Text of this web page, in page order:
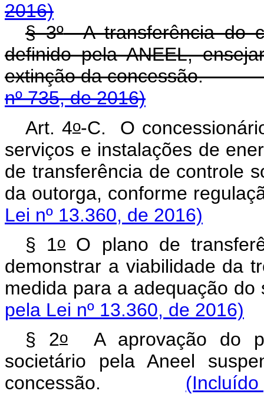
2016)
§ 3ºA transferência do
definido pela ANEEL,
extinção da
nº 735, de 2016)
Art. 4o-C. O
serviços e instalações de
de transferência de controle
da outorga, conforme
Lei nº 13.360, de 2016)
§ 1oO plano de
demonstrar a viabilidade da
medida para a
pela Lei nº 13.360, de 2016)
§ 2o A aprovação do
societário pela Aneel
concessão. (Incluído